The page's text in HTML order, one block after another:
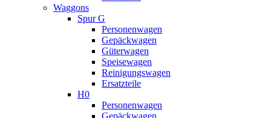
Waggons
Spur G
Personenwagen
Gepäckwagen
Güterwagen
Speisewagen
Reinigungswagen
Ersatzteile
H0
Personenwagen
Gepäckwagen